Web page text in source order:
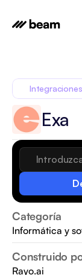
Categoría
Informática y
Construido
Rayo.ai
Exa